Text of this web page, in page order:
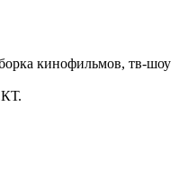
кинофильмов, тв-шоу